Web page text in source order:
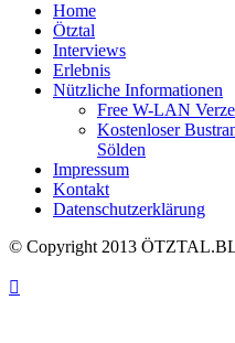
Home
Ötztal
Interviews
Erlebnis
Nützliche Informationen
Free W-LAN
Kostenloser
Sölden
Impressum
Kontakt
Datenschutzerklärung
© Copyright 2013